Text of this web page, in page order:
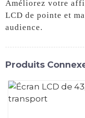
Améliorez votre
LCD de pointe et
audience.
Produits